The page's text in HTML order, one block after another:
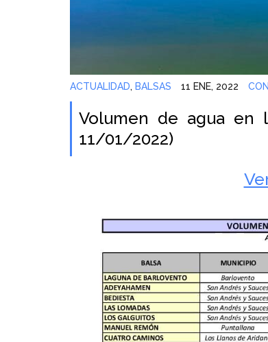
ACTUALIDAD, BALSAS 11 ENE, 2022
Volumen de agua en
11/01/2022)